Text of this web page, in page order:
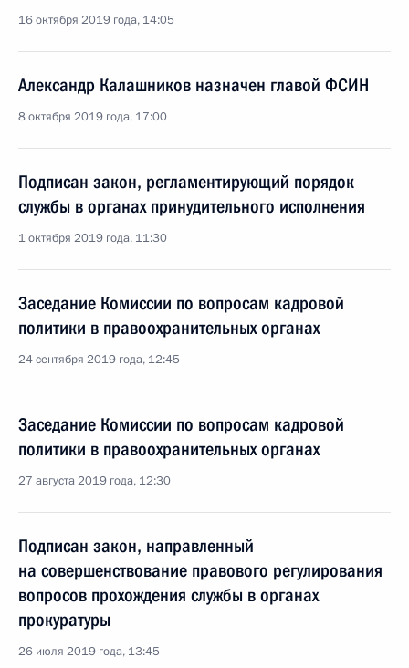
16 октября 2019 года, 14:05
Александр Калашников назначен главой ФСИН
8 октября 2019 года, 17:00
Подписан закон, регламентирующий порядок
службы в органах принудительного исполнения
1 октября 2019 года, 11:30
Заседание Комиссии по вопросам кадровой
политики в правоохранительных органах
24 сентября 2019 года, 12:45
Заседание Комиссии по вопросам кадровой
политики в правоохранительных органах
27 августа 2019 года, 12:30
Подписан закон, направленный
на совершенствование правового регулирования
вопросов прохождения службы в органах
прокуратуры
26 июля 2019 года, 13:45